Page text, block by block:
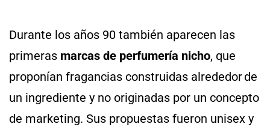
Durante los años 90 también aparecen las
primeras marcas de perfumería nicho, que
proponían fragancias construidas alrededor de
un ingrediente y no originadas por un concepto
de marketing. Sus propuestas fueron unisex y